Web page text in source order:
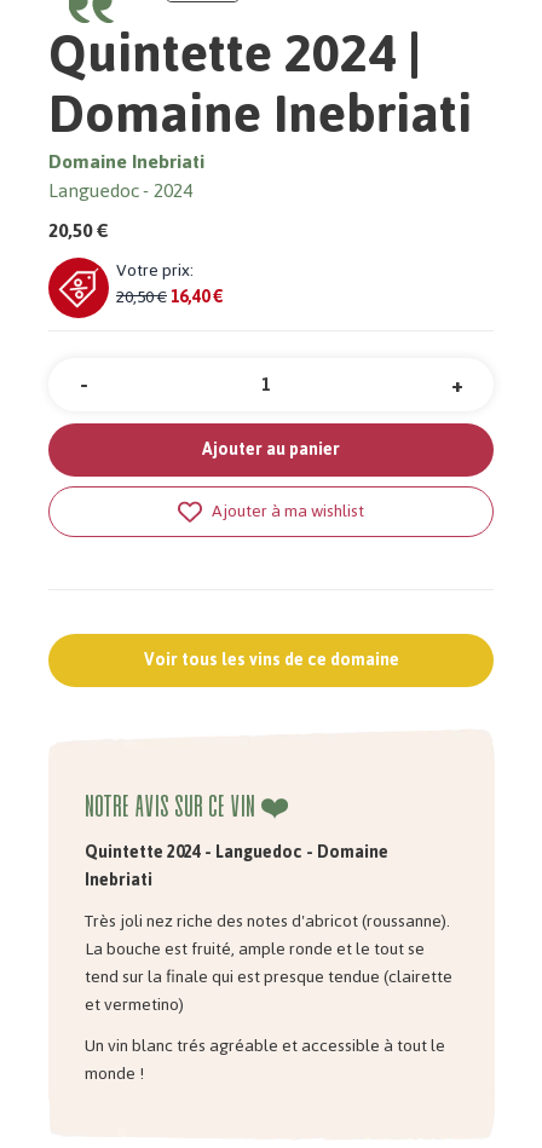
Quintette 2024 |
Domaine Inebriati
Domaine Inebriati
Languedoc 2024
20,50 €
Votre prix:
20,50 €16,40 €
Quantité +
-
Ajouter au panier
Ajouter à ma wishlist
Voir tous les vins de ce domaine
Notre avis sur ce vin ❤️
Quintette 2024 - Languedoc - Domaine
Inebriati
Très joli nez riche des notes d'abricot (roussanne).
La bouche est fruité, ample ronde et le tout se
tend sur la finale qui est presque tendue (clairette
et vermetino)
Un vin blanc trés agréable et accessible à tout le
monde !